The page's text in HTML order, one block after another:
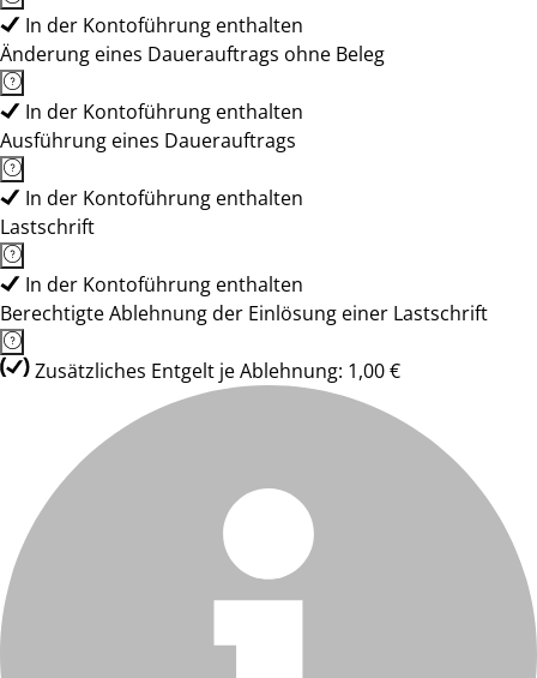
In der Kontoführung enthalten
Änderung eines Dauerauftrags ohne Beleg
In der Kontoführung enthalten
Ausführung eines Dauerauftrags
In der Kontoführung enthalten
Lastschrift
In der Kontoführung enthalten
Berechtigte Ablehnung der Einlösung einer Lastschrift
Zusätzliches Entgelt je Ablehnung: 1,00 €